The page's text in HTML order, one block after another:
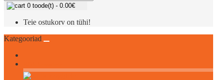
0 toode(t) - 0.00€
Teie ostukorv on tühi!
Kategooriad